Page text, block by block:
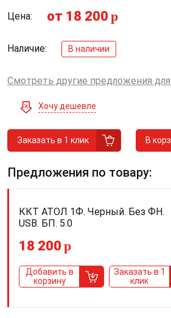
Цена: от 18 200 p
Наличие: В наличии
Смотреть другие предложения
Хочу дешевле
Заказать в 1 клик В
Предложения по товару:
ККТ АТОЛ 1Ф. Черный. Без ФН.
USB. БП. 5.0
18 200 p
Добавить в
корзину
Заказать в 1
клик